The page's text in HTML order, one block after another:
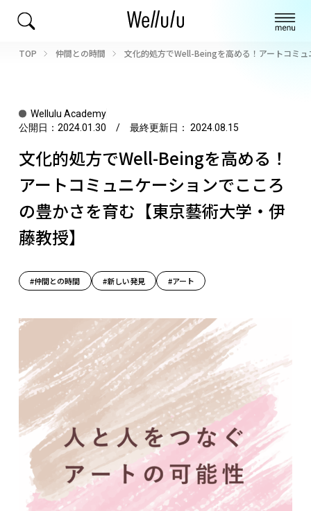
TOP 仲間との時間 文化的処方でWell-Beingを高める！アートコミ
Wellulu Academy
公開日： 2024.01.30 / 最終更新日： 2024.08.15
文化的処方でWell-Beingを高める！
アートコミュニケーションでこころ
の豊かさを育む【東京藝術大学・伊
藤教授】
#仲間との時間 #新しい発見 #アート